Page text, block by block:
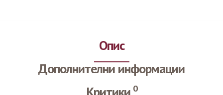
Опис
Дополнителни информации
0